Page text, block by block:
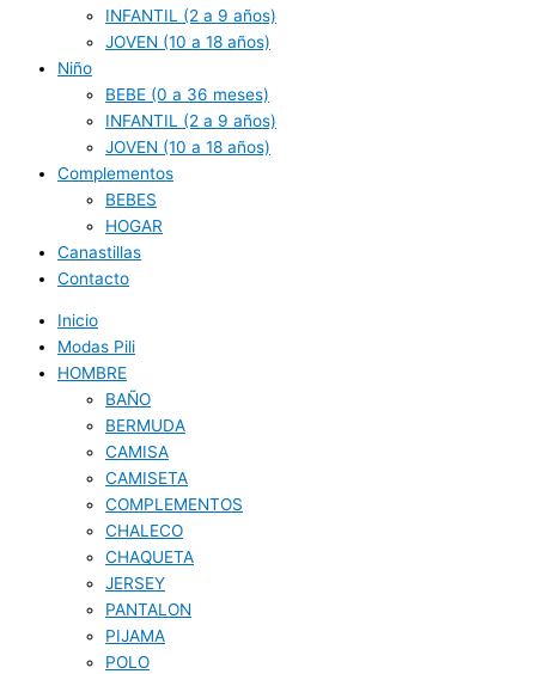
INFANTIL (2 a 9 años)
JOVEN (10 a 18 años)
Niño
BEBE (0 a 36 meses)
INFANTIL (2 a 9 años)
JOVEN (10 a 18 años)
Complementos
BEBES
HOGAR
Canastillas
Contacto
Inicio
Modas Pili
HOMBRE
BAÑO
BERMUDA
CAMISA
CAMISETA
COMPLEMENTOS
CHALECO
CHAQUETA
JERSEY
PANTALON
PIJAMA
POLO